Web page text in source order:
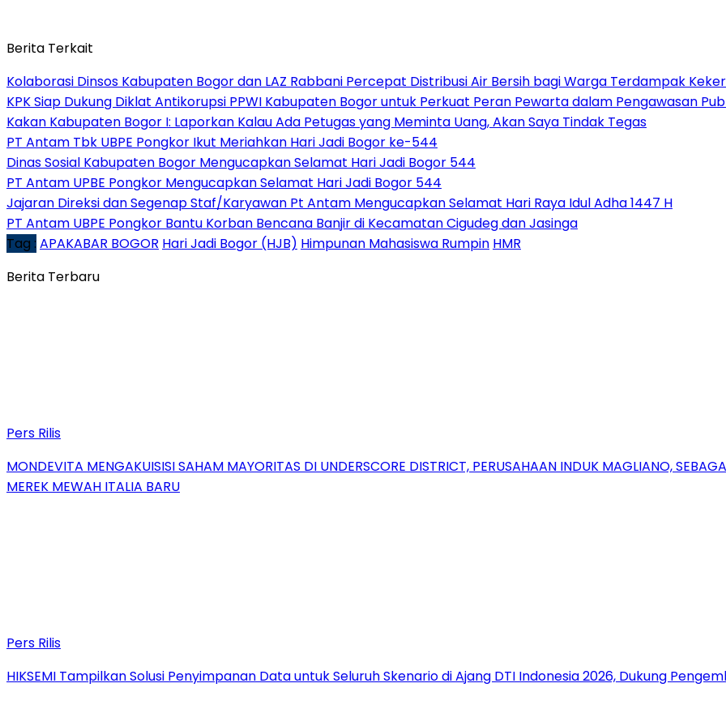
Berita Terkait
Kolaborasi Dinsos Kabupaten Bogor dan LAZ Rabbani Percepat Distribusi Air Bersih bagi Warga Terdampak
KPK Siap Dukung Diklat Antikorupsi PPWI Kabupaten Bogor untuk Perkuat Peran Pewarta dalam Pengawasan
Kakan Kabupaten Bogor I: Laporkan Kalau Ada Petugas yang Meminta Uang, Akan Saya Tindak Tegas
PT Antam Tbk UBPE Pongkor Ikut Meriahkan Hari Jadi Bogor ke-544
Dinas Sosial Kabupaten Bogor Mengucapkan Selamat Hari Jadi Bogor 544
PT Antam UPBE Pongkor Mengucapkan Selamat Hari Jadi Bogor 544
Jajaran Direksi dan Segenap Staf/Karyawan Pt Antam Mengucapkan Selamat Hari Raya Idul Adha 1447 H
PT Antam UBPE Pongkor Bantu Korban Bencana Banjir di Kecamatan Cigudeg dan Jasinga
Tag : APAKABAR BOGOR Hari Jadi Bogor (HJB) Himpunan Mahasiswa Rumpin HMR
Berita Terbaru
Pers Rilis
MONDEVITA MENGAKUISISI SAHAM MAYORITAS DI UNDERSCORE DISTRICT, PERUSAHAAN INDUK MAGLIANO,
MEREK MEWAH ITALIA BARU
Pers Rilis
HIKSEMI Tampilkan Solusi Penyimpanan Data untuk Seluruh Skenario di Ajang DTI Indonesia 2026, Dukung